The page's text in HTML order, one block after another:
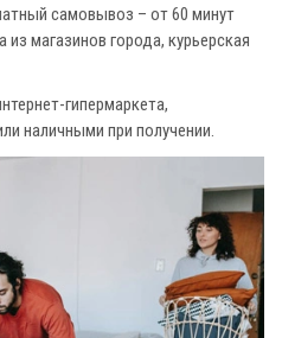
самовывоз – от 60 минут
магазинов города, курьерская
гипермаркета,
наличными при получении.